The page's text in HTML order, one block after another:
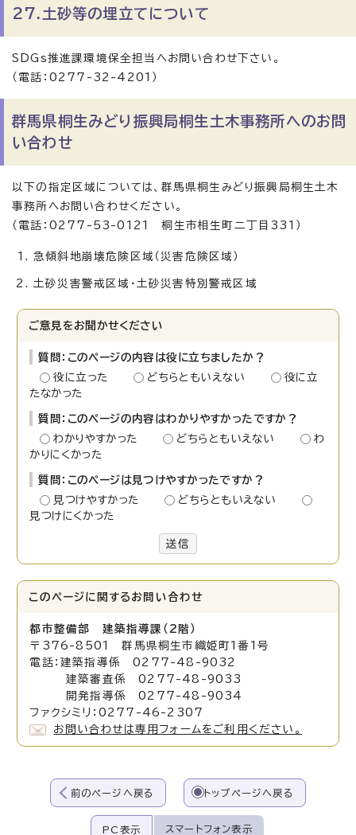
27.土砂等の埋立てについて
SDGs推進課環境保全担当へお問い合わせ下さい。
（電話：0277-32-4201）
群馬県桐生みどり振興局桐生土木事務所へのお問
い合わせ
以下の指定区域については、群馬県桐生みどり振興局桐生土木
事務所へお問い合わせください。
（電話：0277-53-0121 桐生市相生町二丁目331）
急傾斜地崩壊危険区域（災害危険区域）
土砂災害警戒区域・土砂災害特別警戒区域
ご意見をお聞かせください
質問：このページの内容は役に立ちましたか？
役に立った
どちらともいえない
役に立
たなかった
質問：このページの内容はわかりやすかったですか？
わかりやすかった
どちらともいえない
わ
かりにくかった
質問：このページは見つけやすかったですか？
見つけやすかった
どちらともいえない
見つけにくかった
送信
このページに関する お問い合わせ
都市整備部 建築指導課（2階）
〒376-8501 群馬県桐生市織姫町1番1号
電話：建築指導係 0277-48-9032
建築審査係 0277-48-9033
開発指導係 0277-48-9034
ファクシミリ：0277-46-2307
お問い合わせは専用フォームをご利用ください。
前のページへ戻る トップページへ戻る
PC表示 スマートフォン表示